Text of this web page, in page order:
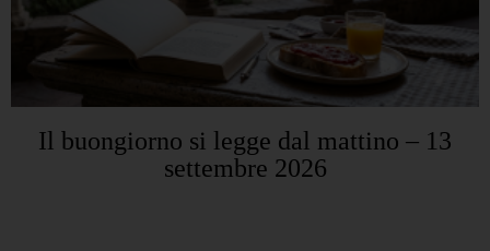
Il buongiorno si legge dal mattino – 13
settembre 2026